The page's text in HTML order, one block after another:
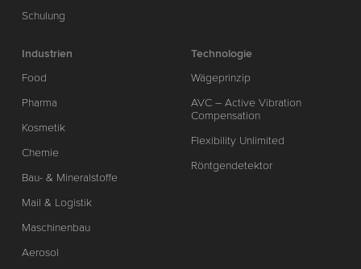
Schulung
Industrien
Food
Pharma
Kosmetik
Chemie
Bau- & Mineralstoffe
Mail & Logistik
Maschinenbau
Aerosol
Technologie
Wägeprinzip
AVC – Active Vibration
Compensation
Flexibility Unlimited
Röntgendetektor